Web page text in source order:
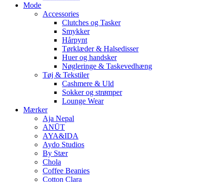
Mode
Accessories
Clutches og Tasker
Smykker
Hårpynt
Tørklæder & Halsedisser
Huer og handsker
Nøgleringe & Taskevedhæng
Tøj & Tekstiler
Cashmere & Uld
Sokker og strømper
Lounge Wear
Mærker
Aja Nepal
ANŪT
AYA&IDA
Aydo Studios
By Stær
Chola
Coffee Beanies
Cotton Clara